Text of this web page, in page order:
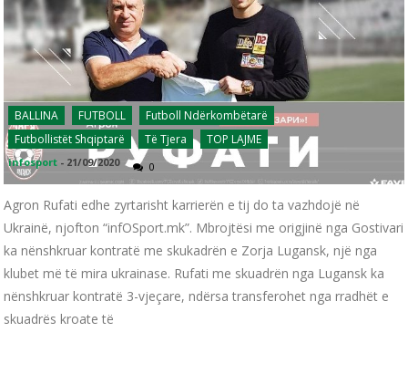
BALLINA FUTBOLL
Futboll Ndërkombëtarë
Futbollistët Shqiptarë
Të Tjera TOP LAJME
infosport - 21/09/2020 0
Agron Rufati edhe zyrtarisht karrierën e tij do ta vazhdojë në
Ukrainë, njofton “infOSport.mk”. Mbrojtësi me origjinë nga Gostivari
ka nënshkruar kontratë me skukadrën e Zorja Lugansk, një nga
klubet më të mira ukrainase. Rufati me skuadrën nga Lugansk ka
nënshkruar kontratë 3-vjeçare, ndërsa transferohet nga rradhët e
skuadrës kroate të